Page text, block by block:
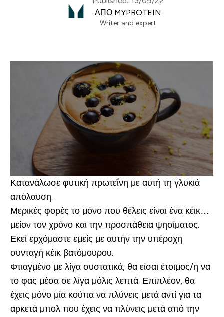
ΑΠΌ MYPROTEIN
Writer and expert
Κατανάλωσε φυτική πρωτεΐνη με αυτή τη γλυκιά
απόλαυση.
Μερικές φορές το μόνο που θέλεις είναι ένα κέικ…
μείον τον χρόνο και την προσπάθεια ψησίματος.
Εκεί ερχόμαστε εμείς με αυτήν την υπέροχη
συνταγή κέικ βατόμουρου.
Φτιαγμένο με λίγα συστατικά, θα είσαι έτοιμος/η να
το φας μέσα σε λίγα μόλις λεπτά. Επιπλέον, θα
έχεις μόνο μία κούπα να πλύνεις μετά αντί για τα
αρκετά μπολ που έχεις να πλύνεις μετά από την